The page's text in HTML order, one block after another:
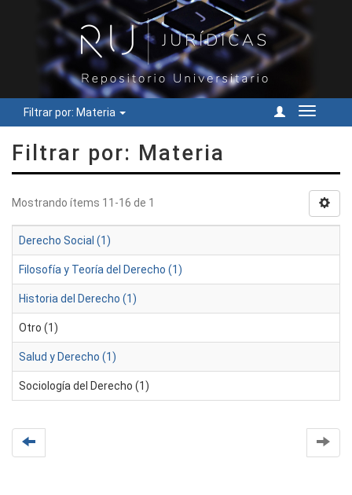
Filtrar por: Materia
Cambiar
Filtrar por: Materia
Mostrando ítems 11-16 de 1
Derecho Social (1)
Filosofía y Teoría del Derecho (1)
Historia del Derecho (1)
Otro (1)
Salud y Derecho (1)
Sociología del Derecho (1)